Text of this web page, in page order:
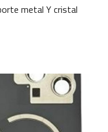
metal Y cristal